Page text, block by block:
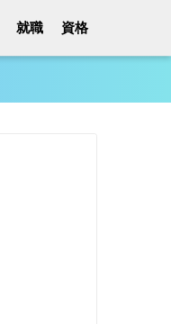
就職 資格